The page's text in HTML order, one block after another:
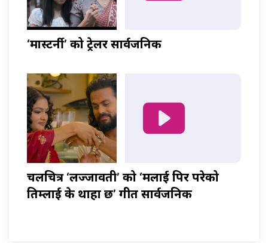
‘मास्टर्नी’ को ट्रेलर सार्वजनिक
चलचित्र ‘लज्जावती’ को ‘मलाई पिर परेको
तिम्लाई के थाहा छ’ गीत सार्वजनिक